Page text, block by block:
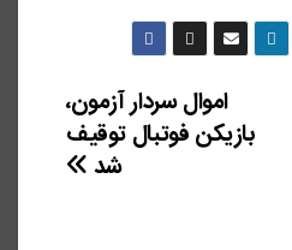
اموال سردار آزمون،
بازیکن فوتبال توقیف
شد